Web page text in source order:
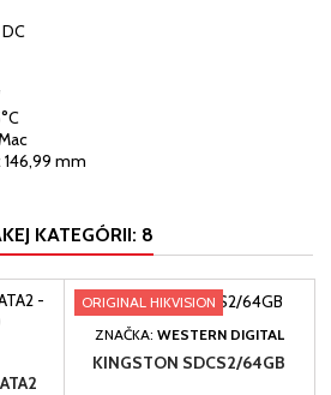
mm
KATEGÓRII: 8
ORIGINAL HIKVISION
ZNAČKA: WESTERN DIGITAL
KINGSTON SDCS2/64GB